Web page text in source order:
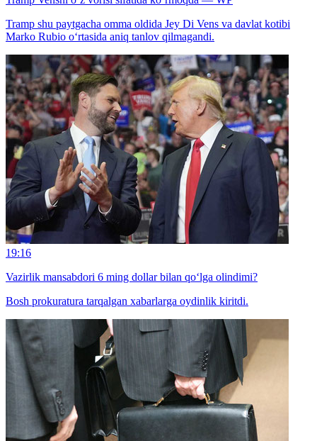
Tramp shu paytgacha omma oldida Jey Di Vens va davlat kotibi
Marko Rubio o‘rtasida aniq tanlov qilmagandi.
19:16
Vazirlik mansabdori 6 ming dollar bilan qo‘lga olindimi?
Bosh prokuratura tarqalgan xabarlarga oydinlik kiritdi.